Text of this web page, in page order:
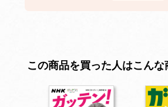
この商品を買った人はこん